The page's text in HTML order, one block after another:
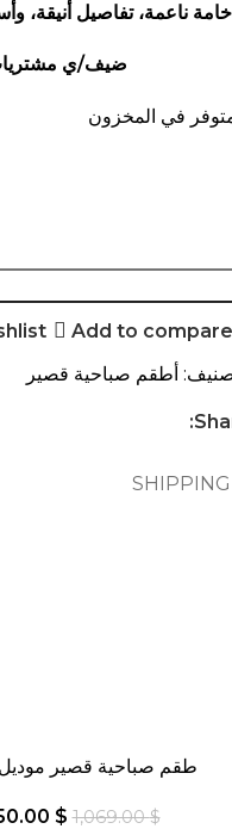
خامة ناعمة، تفاصيل أنيقة،
ضيف/ي
Add to compare
أطقم صباحية قصير
طقم صباحية قصير موديل
1,069.00$
$